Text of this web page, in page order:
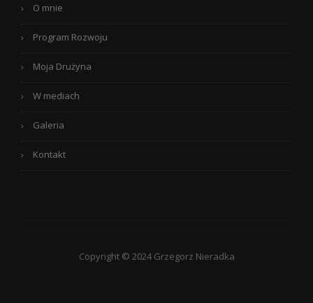
O mnie
Program Rozwoju
Moja Drużyna
W mediach
Galeria
Kontakt
Copyright © 2024 Grzegorz Nieradka